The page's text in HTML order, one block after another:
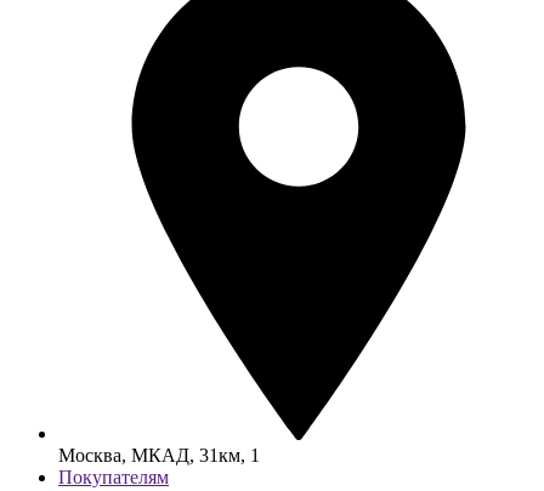
Москва, МКАД, 31км, 1
Покупателям